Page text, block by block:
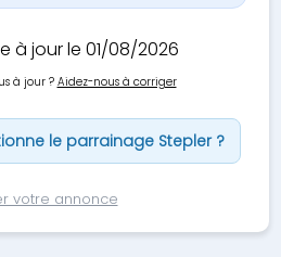
à jour le 01/08/2026
à jour ?Aidez-nous à corriger
le parrainage Stepler ?
votre annonce